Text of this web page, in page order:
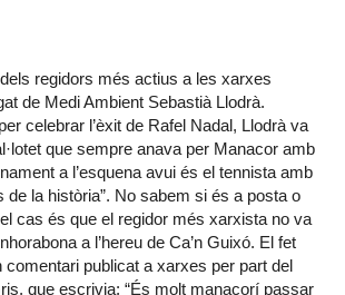
regidors més actius a les xarxes
de Medi Ambient Sebastià Llodrà.
celebrar l’èxit de Rafel Nadal, Llodrà va
que sempre anava per Manacor amb
a l’esquena avui és el tennista amb
de la història”. No sabem si és a posta o
cas és que el regidor més xarxista no va
a l’hereu de Ca’n Guixó. El fet
comentari publicat a xarxes per part del
que escrivia: “És molt manacorí passar